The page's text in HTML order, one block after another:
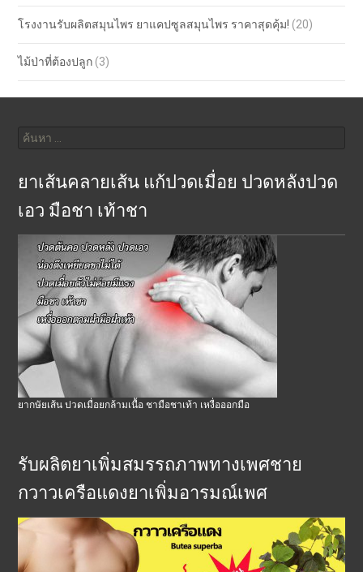
โรงงานรับผลิตสมุนไพร ยาแคปซูลสมุนไพร ราคาสุดคุ้ม! (20)
ไม้ป่าที่ต้องปลูก (3)
สำหรับ:
ยาเส้นคลายเส้น แก้ปวดเมื่อย ปวดหลังปวด
เอว มือชา เท้าชา
ยากษัยเส้น ปวดเมื่อยกล้ามเนื้อ ชามือชาเท้า เหงื่อออกมือ
รับผลิตยาเพิ่มสมรรถภาพทางเพศชาย
กวาวเครือแดงยาเพิ่มอารมณ์เพศ